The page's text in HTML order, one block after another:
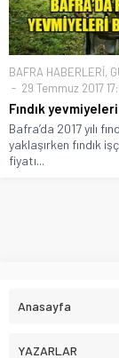
BAFRA HABERLERİ,
29 Temmuz 2017
Fındık
Bafra’da 2017 yılı
yaklaşırken fındık
fiyatı...
TEPKİSİ!